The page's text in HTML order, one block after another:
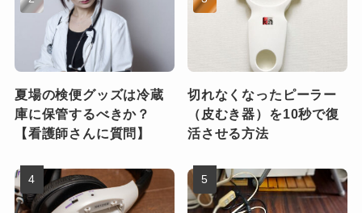
夏場の検便グッズは冷蔵
庫に保管するべきか？
【看護師さんに質問】
切れなくなったピーラー
（皮むき器）を10秒で復
活させる方法